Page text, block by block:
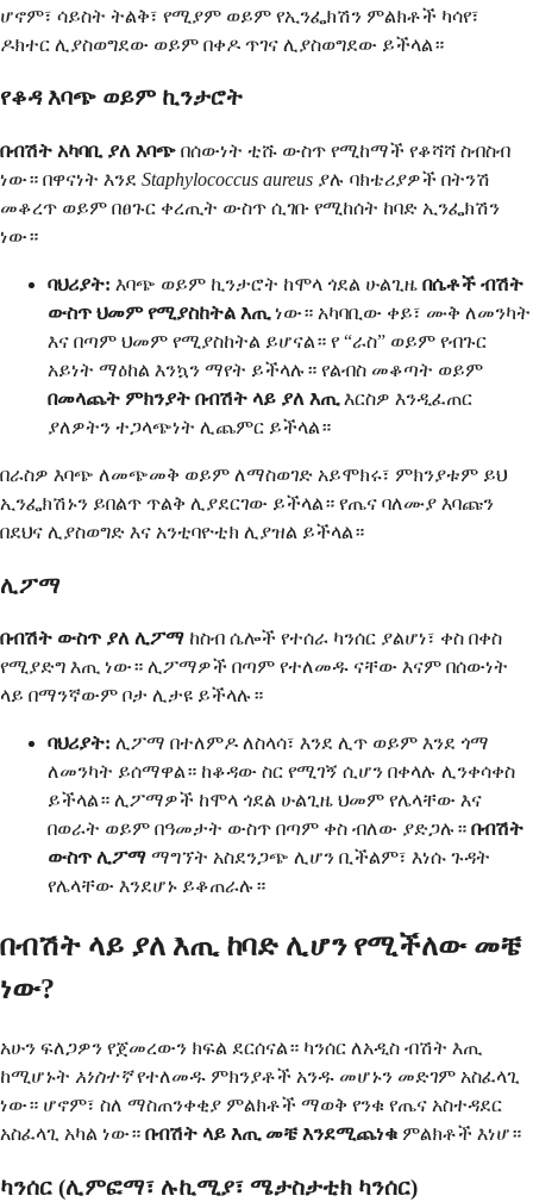
ሆኖም፣ ሳይስት ትልቅ፣ የሚያም ወይም የኢንፌክሽን ምልክቶች ካሳየ፣
ዶክተር ሊያስወግደው ወይም በቀዶ ጥገና ሊያስወግደው ይችላል።
የቆዳ እባጭ ወይም ኪንታሮት
በብሽት አካባቢ ያለ እባጭ በሰውነት ቲሹ ውስጥ የሚከማች የቆሻሻ ስብስብ
ነው። በዋናነት እንደ Staphylococcus aureus ያሉ ባክቴሪያዎች በትንሽ
መቆረጥ ወይም በፀጉር ቀረጢት ውስጥ ሲገቡ የሚከሰት ከባድ ኢንፌክሽን
ነው።
ባህሪያት: እባጭ ወይም ኪንታሮት ከሞላ ጎደል ሁልጊዜ በሴቶች ብሽት
ውስጥ ህመም የሚያስከትል እጢነው። አካባቢው ቀይ፣ ሙቅ ለመንካት
እና በጣም ህመም የሚያስከትል ይሆናል። የ “ራስ” ወይም የብጉር
አይነት ማዕከል እንኳን ማየት ይችላሉ። የልብስ መቆጣት ወይም
በመላጨት ምክንያት በብሽት ላይ ያለ እጢእርስዎ እንዲፈጠር
ያለዎትን ተጋላጭነት ሊጨምር ይችላል።
በራስዎ እባጭ ለመጭመቅ ወይም ለማስወገድ አይሞክሩ፣ ምክንያቱም ይህ
ኢንፌክሽኑን ይበልጥ ጥልቅ ሊያደርገው ይችላል። የጤና ባለሙያ እባጩን
በደህና ሊያስወግድ እና አንቲባዮቲክ ሊያዝል ይችላል።
ሊፖማ
በብሽት ውስጥ ያለ ሊፖማ ከስብ ሴሎች የተሰራ ካንሰር ያልሆነ፣ ቀስ በቀስ
የሚያድግ እጢ ነው። ሊፖማዎች በጣም የተለመዱ ናቸው እናም በሰውነት
ላይ በማንኛውም ቦታ ሊታዩ ይችላሉ።
ባህሪያት: ሊፖማ በተለምዶ ለስላሳ፣ እንደ ሊጥ ወይም እንደ ጎማ
ለመንካት ይሰማዋል። ከቆዳው ስር የሚገኝ ሲሆን በቀላሉ ሊንቀሳቀስ
ይችላል። ሊፖማዎች ከሞላ ጎደል ሁልጊዜ ህመም የሌላቸው እና
በወራት ወይም በዓመታት ውስጥ በጣም ቀስ ብለው ያድጋሉ። በብሽት
ውስጥ ሊፖማ ማግኘት አስደንጋጭ ሊሆን ቢችልም፣ እነሱ ጉዳት
የሌላቸው እንደሆኑ ይቆጠራሉ።
በብሽት ላይ ያለ እጢ ከባድ ሊሆን የሚችለው መቼ
ነው?
አሁን ፍለጋዎን የጀመረውን ክፍል ደርሰናል። ካንሰር ለአዲስ ብሽት እጢ
ከሚሆኑት አነስተኛየተለመዱ ምክንያቶች አንዱ መሆኑን መድገም አስፈላጊ
ነው። ሆኖም፣ ስለ ማስጠንቀቂያ ምልክቶች ማወቅ የንቁ የጤና አስተዳደር
አስፈላጊ አካል ነው። በብሽት ላይ እጢ መቼ እንደሚጨነቁምልክቶች እነሆ።
ካንሰር (ሊምፎማ፣ ሉኪሚያ፣ ሜታስታቲክ ካንሰር)